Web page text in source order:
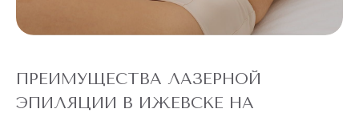
ПРЕИМУЩЕСТВА ЛАЗЕРНОЙ
ЭПИЛЯЦИИ В ИЖЕВСКЕ НА